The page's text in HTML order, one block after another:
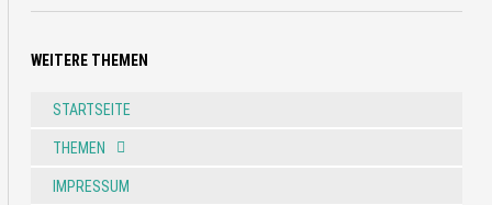
WEITERE THEMEN
STARTSEITE
THEMEN
IMPRESSUM